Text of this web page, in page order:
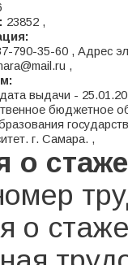
23852 ,
790-35-60 , Адрес
,
выдачи -
бюджетное
г. Самара. ,
о
о